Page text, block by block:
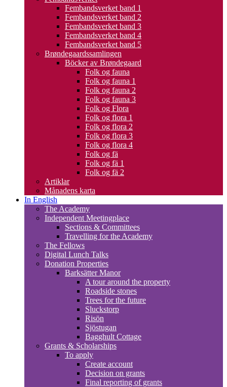
Fembandsverket band 1
Fembandsverket band 2
Fembandsverket band 3
Fembandsverket band 4
Fembandsverket band 5
Brøndegaardssamlingen
Böcker av Brøndegaard
Folk og fauna
Folk og fauna 1
Folk og fauna 2
Folk og fauna 3
Folk og Flora
Folk og flora 1
Folk og flora 2
Folk og flora 3
Folk og flora 4
Folk og fä
Folk og fä 1
Folk og fä 2
Artiklar
Månadens karta
In English
The Academy
Independent Meetingplace
Sections & Committees
Travelling for the Academy
The Fellows
Digital Lunch Talks
Donation Properties
Barksätter Manor
A tour around the property
Roadside stones
Trees for the future
Sluckstorp
Risön
Sjöstugan
Bagghult Cottage
Grants & Scholarships
To apply
Create account
Decision on grants
Final reporting of grants